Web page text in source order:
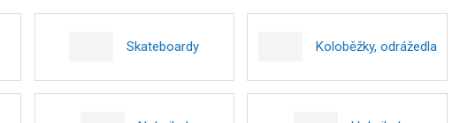
Skateboardy Koloběžky, odrážedla